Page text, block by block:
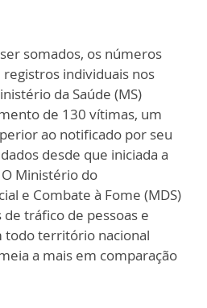
somados, os números
individuais nos
da Saúde (MS)
de 130 vítimas, um
ao notificado por seu
desde que iniciada a
Ministério do
e Combate à Fome (MDS)
tráfico de pessoas e
todo território nacional
a mais em comparação